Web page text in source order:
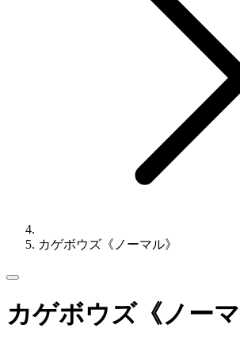
カゲボウズ《ノーマル》
カゲボウズ《ノーマ